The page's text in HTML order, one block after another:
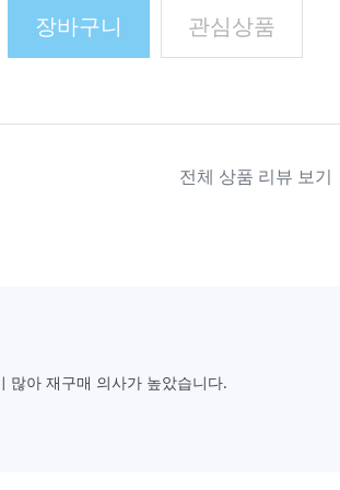
장바구니 관심상품